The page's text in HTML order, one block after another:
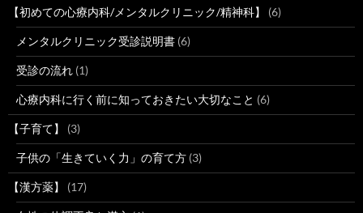
【初めての心療内科/メンタルクリニック/精神科】 (6)
メンタルクリニック受診説明書 (6)
受診の流れ (1)
心療内科に行く前に知っておきたい大切なこと (6)
【子育て】 (3)
子供の「生きていく力」の育て方 (3)
【漢方薬】 (17)